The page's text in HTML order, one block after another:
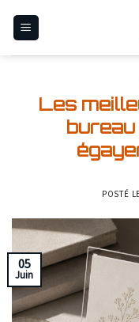
Les
POSTÉ
05
Juin